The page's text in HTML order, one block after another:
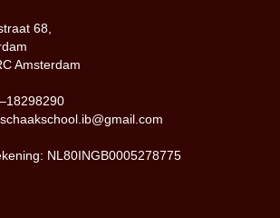
68,
Amsterdam
NL80INGB0005278775